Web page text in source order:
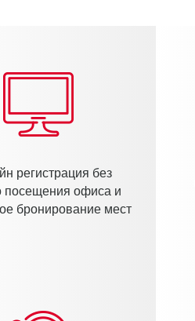
регистрация без
посещения офиса и
бронирование мест